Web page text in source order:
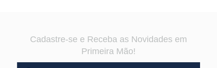
Cadastre-se e Receba as Novidades em
Primeira Mão!